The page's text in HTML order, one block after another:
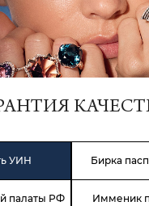
УИН Бирка
палаты РФ Имменик